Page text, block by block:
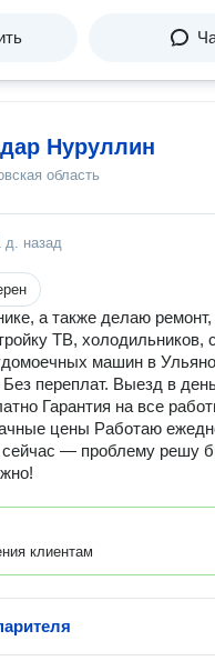
Нуруллин
область
д. назад
а также делаю ремонт,
ТВ, холодильников,
машин в
переплат. Выезд в
Гарантия на все
цены Работаю
— проблему решу
клиентам